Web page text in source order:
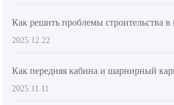
2025.12.22
2025.11.11